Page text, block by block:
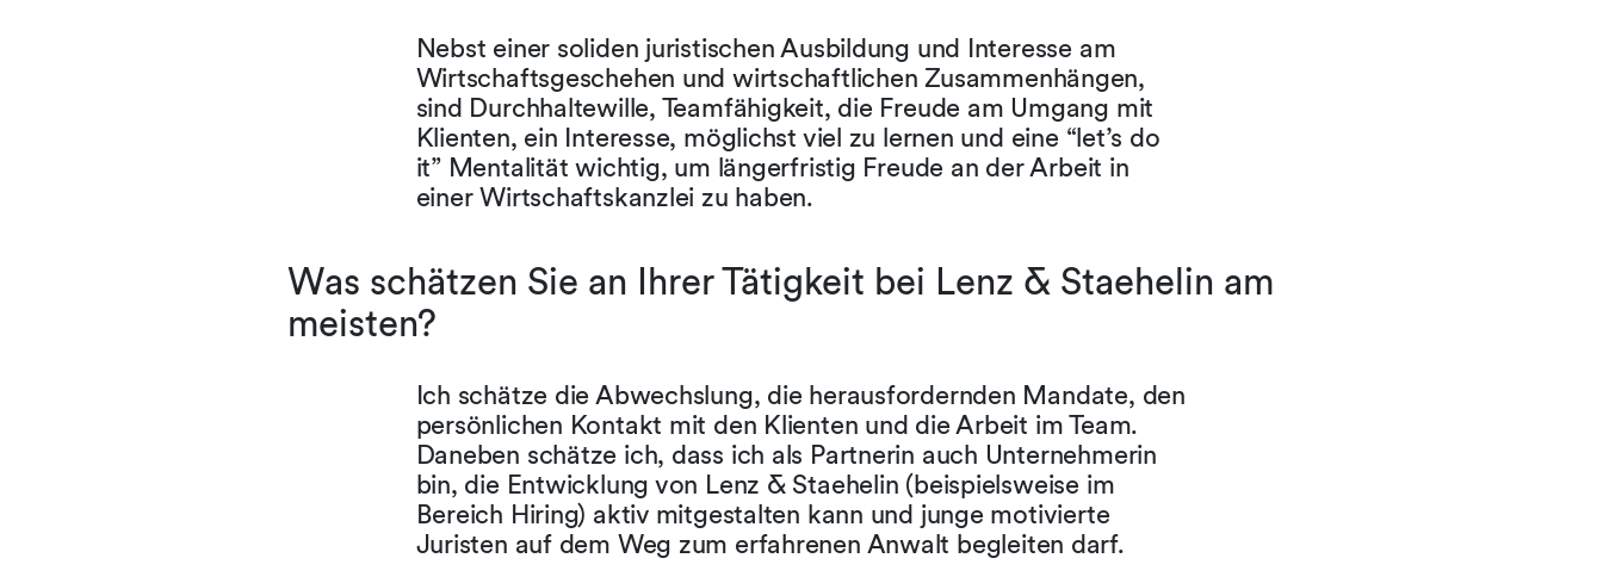
Nebst einer soliden juristischen Ausbildung und Interesse am
Wirtschaftsgeschehen und wirtschaftlichen Zusammenhängen,
sind Durchhaltewille, Teamfähigkeit, die Freude am Umgang mit
Klienten, ein Interesse, möglichst viel zu lernen und eine “let’s do
it” Mentalität wichtig, um längerfristig Freude an der Arbeit in
einer Wirtschaftskanzlei zu haben.
Was schätzen Sie an Ihrer Tätigkeit bei Lenz & Staehelin am
meisten?
Ich schätze die Abwechslung, die herausfordernden Mandate, den
persönlichen Kontakt mit den Klienten und die Arbeit im Team.
Daneben schätze ich, dass ich als Partnerin auch Unternehmerin
bin, die Entwicklung von Lenz & Staehelin (beispielsweise im
Bereich Hiring) aktiv mitgestalten kann und junge motivierte
Juristen auf dem Weg zum erfahrenen Anwalt begleiten darf.